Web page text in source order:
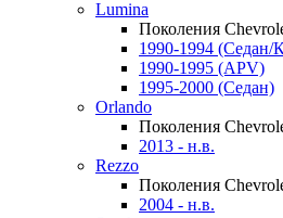
Lumina
Поколения
1990-1994 (Седан/
1990-1995 (APV)
1995-2000 (Седан)
Orlando
Поколения
2013 - н.в.
Rezzo
Поколения
2004 - н.в.